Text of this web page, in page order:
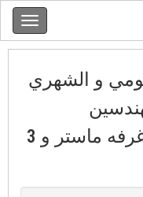
و الشهري
مكونه من 3 غرف منهم غرفه ماستر و 3